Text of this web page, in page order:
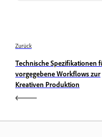
Zurück
Technische Spezifikationen
vorgegebene Workflows zur
Kreativen Produktion